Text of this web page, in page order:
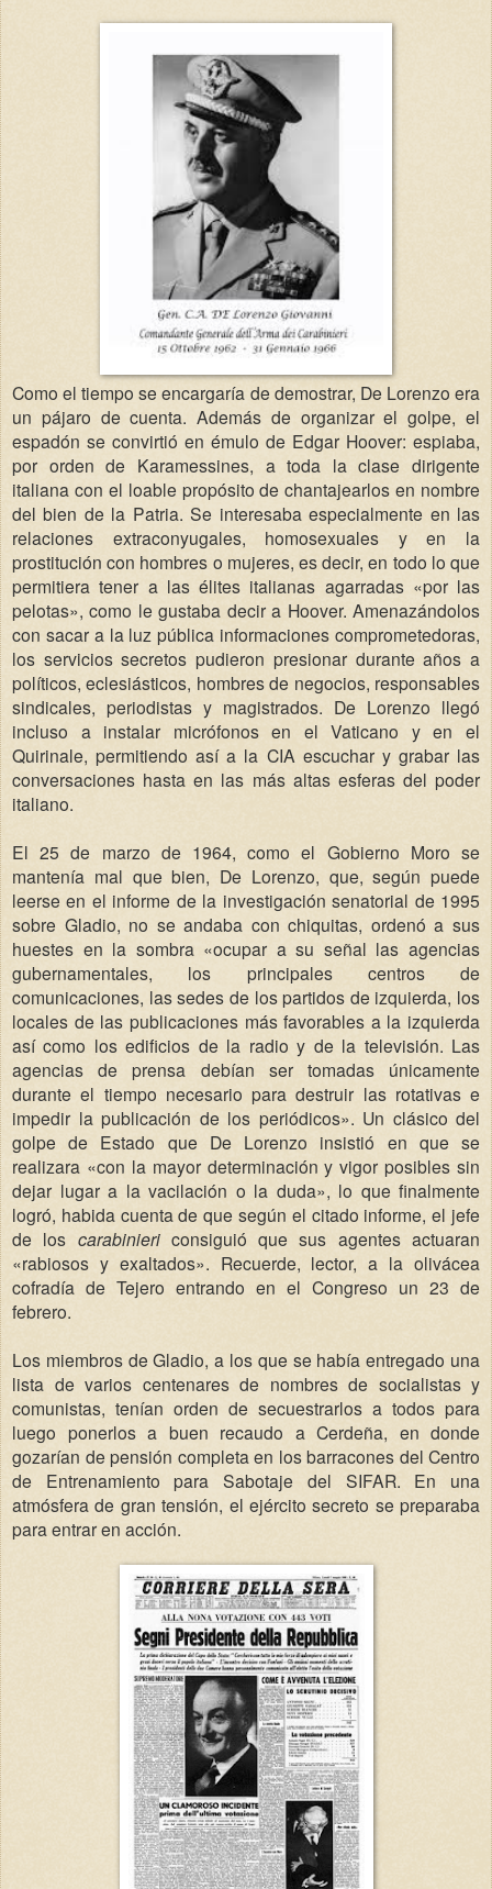
Como el tiempo se encargaría de demostrar, De Lorenzo era
un pájaro de cuenta. Además de organizar el golpe, el
espadón se convirtió en émulo de Edgar Hoover: espiaba,
por orden de Karamessines, a toda la clase dirigente
italiana con el loable propósito de chantajearlos en nombre
del bien de la Patria. Se interesaba especialmente en las
relaciones extraconyugales, homosexuales y en la
prostitución con hombres o mujeres, es decir, en todo lo que
permitiera tener a las élites italianas agarradas «por las
pelotas», como le gustaba decir a Hoover. Amenazándolos
con sacar a la luz pública informaciones comprometedoras,
los servicios secretos pudieron presionar durante años a
políticos, eclesiásticos, hombres de negocios, responsables
sindicales, periodistas y magistrados. De Lorenzo llegó
incluso a instalar micrófonos en el Vaticano y en el
Quirinale, permitiendo así a la CIA escuchar y grabar las
conversaciones hasta en las más altas esferas del poder
italiano.
El 25 de marzo de 1964, como el Gobierno Moro se
mantenía mal que bien, De Lorenzo, que, según puede
leerse en el informe de la investigación senatorial de 1995
sobre Gladio, no se andaba con chiquitas, ordenó a sus
huestes en la sombra «ocupar a su señal las agencias
gubernamentales, los principales centros de
comunicaciones, las sedes de los partidos de izquierda, los
locales de las publicaciones más favorables a la izquierda
así como los edificios de la radio y de la televisión. Las
agencias de prensa debían ser tomadas únicamente
durante el tiempo necesario para destruir las rotativas e
impedir la publicación de los periódicos». Un clásico del
golpe de Estado que De Lorenzo insistió en que se
realizara «con la mayor determinación y vigor posibles sin
dejar lugar a la vacilación o la duda», lo que finalmente
logró, habida cuenta de que según el citado informe, el jefe
de los carabiniericonsiguió que sus agentes actuaran
«rabiosos y exaltados». Recuerde, lector, a la olivácea
cofradía de Tejero entrando en el Congreso un 23 de
febrero.
Los miembros de Gladio, a los que se había entregado una
lista de varios centenares de nombres de socialistas y
comunistas, tenían orden de secuestrarlos a todos para
luego ponerlos a buen recaudo a Cerdeña, en donde
gozarían de pensión completa en los barracones del Centro
de Entrenamiento para Sabotaje del SIFAR. En una
atmósfera de gran tensión, el ejército secreto se preparaba
para entrar en acción.